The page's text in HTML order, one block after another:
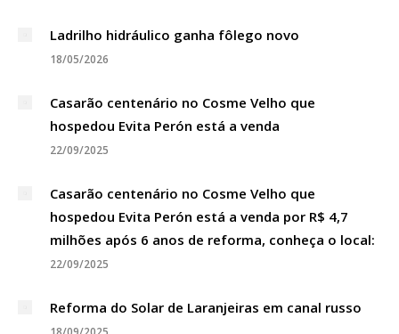
Ladrilho hidráulico ganha fôlego novo
18/05/2026
Casarão centenário no Cosme Velho que
hospedou Evita Perón está a venda
22/09/2025
Casarão centenário no Cosme Velho que
hospedou Evita Perón está a venda por R$ 4,7
milhões após 6 anos de reforma, conheça o local:
22/09/2025
Reforma do Solar de Laranjeiras em canal russo